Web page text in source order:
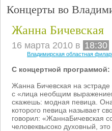
Концерты во
Жанна Бичевская
16 марта 2010 в 18:30
Владимирская областная
С концертной программой:
Жанна Бичевская на
с «лица необщим
скажешь: модная певица.
которого певица называет
говорил: «ЖаннаБичевская
человеквысоко духовный,